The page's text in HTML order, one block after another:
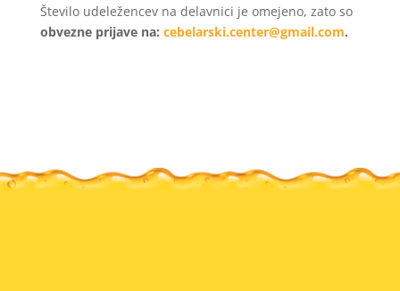
Število udeležencev na delavnici je omejeno, zato so
obvezne prijave na: cebelarski.center@gmail.com.